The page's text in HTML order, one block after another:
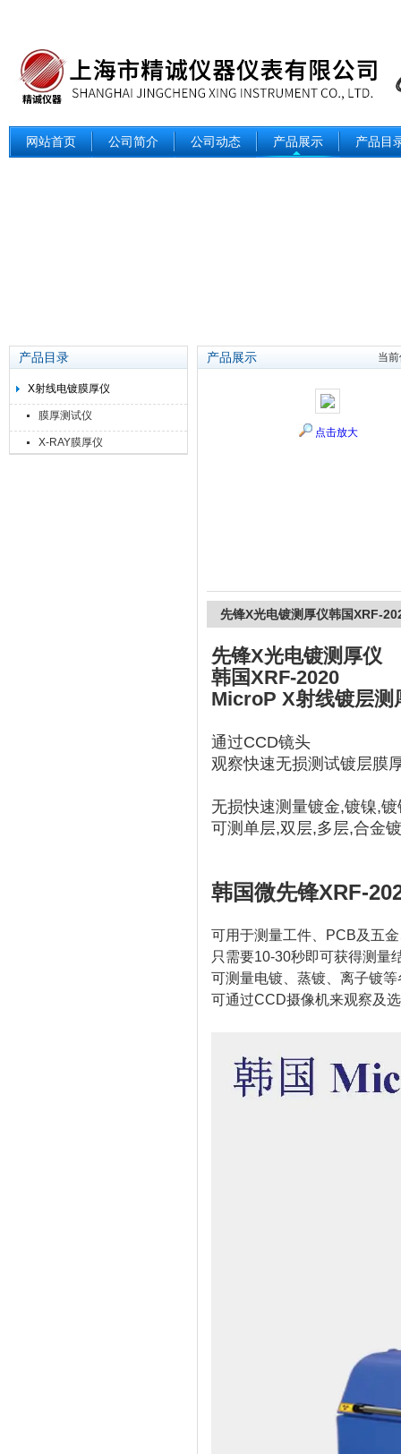
网站首页 公司简介 公司动态 产品展示 产品目
产品目录
X射线电镀膜厚仪
膜厚测试仪
X-RAY膜厚仪
产品展示 当
点击放大
先锋X光电镀测厚仪韩国XRF-
先锋X光电镀测厚仪
韩国XRF-2020
MicroP X射线镀层测
通过CCD镜头
观察快速无损测试镀层膜
无损快速测量镀金,镀镍,
可测单层,双层,多层,合金
韩国微先锋XRF-
可用于测量工件、PCB及五
只需要10-30秒即可获得测量
可测量电镀、蒸镀、离子镀
可通过CCD摄像机来观察及